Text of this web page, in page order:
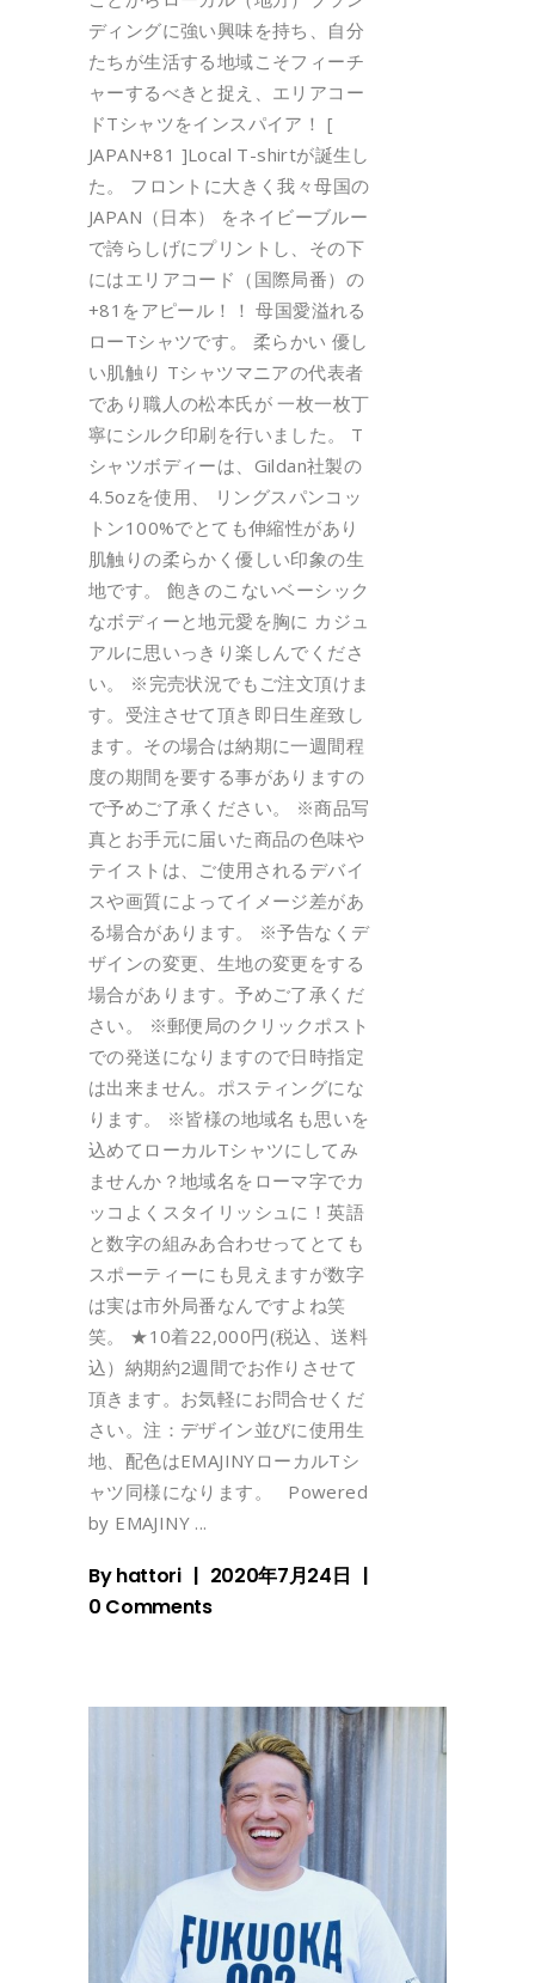
ディングに強い興味を持ち、自分
たちが生活する地域こそフィーチ
ャーするべきと捉え、エリアコー
ドTシャツをインスパイア！ [
JAPAN+81 ]Local T-shirtが誕生し
た。 フロントに大きく我々母国の
JAPAN（日本） をネイビーブルー
で誇らしげにプリントし、その下
にはエリアコード（国際局番）の
+81をアピール！！ 母国愛溢れる
ローTシャツです。 柔らかい 優し
い肌触り Tシャツマニアの代表者
であり職人の松本氏が 一枚一枚丁
寧にシルク印刷を行いました。 T
シャツボディーは、Gildan社製の
4.5ozを使用、 リングスパンコッ
トン100%でとても伸縮性があり
肌触りの柔らかく優しい印象の生
地です。 飽きのこないベーシック
なボディーと地元愛を胸に カジュ
アルに思いっきり楽しんでくださ
い。 ※完売状況でもご注文頂けま
す。受注させて頂き即日生産致し
ます。その場合は納期に一週間程
度の期間を要する事がありますの
で予めご了承ください。 ※商品写
真とお手元に届いた商品の色味や
テイストは、ご使用されるデバイ
スや画質によってイメージ差があ
る場合があります。 ※予告なくデ
ザインの変更、生地の変更をする
場合があります。予めご了承くだ
さい。 ※郵便局のクリックポスト
での発送になりますので日時指定
は出来ません。ポスティングにな
ります。 ※皆様の地域名も思いを
込めてローカルTシャツにしてみ
ませんか？地域名をローマ字でカ
ッコよくスタイリッシュに！英語
と数字の組みあ合わせってとても
スポーティーにも見えますが数字
は実は市外局番なんですよね笑
笑。 ★10着22,000円(税込、送料
込）納期約2週間でお作りさせて
頂きます。お気軽にお問合せくだ
さい。注：デザイン並びに使用生
地、配色はEMAJINYローカルTシ
ャツ同様になります。 Powered
by EMAJINY
Byhattori
2020年7月24日
0 Comments